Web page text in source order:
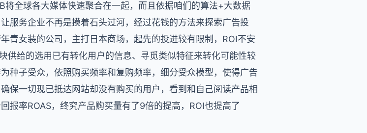
将全球各大媒体快速聚合在一起，而且依据咱们的算法+大数据
服务企业不再是摸着石头过河，经过花钱的方法来探索广告投
青女装的公司，主打日本商场，起先的投进较有限制，ROI不安
供给的选用已有转化用户的信息、寻觅类似特征来转化可能性较
子受众，依照购买频率和复购频率，细分受众模型，使得广告
保一切现已抵达网站却没有购买的用户，看到和自己阅读产品相
报率ROAS，终究产品购买量有了9倍的提高，ROI也提高了